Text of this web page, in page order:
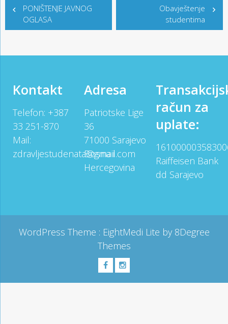
navigation
PONIŠTENJE JAVNOG
OGLASA
Obavještenje
studentima
Kontakt
Telefon: +387
33 251-870
Mail:
zdravljestudenata@gmail.com
Adresa
Patriotske Lige
36
71000 Sarajevo
Bosna i
Hercegovina
račun za
uplate:
Raiffeisen Bank
dd Sarajevo
WordPress Theme : EightMedi Lite by 8Degree
Themes